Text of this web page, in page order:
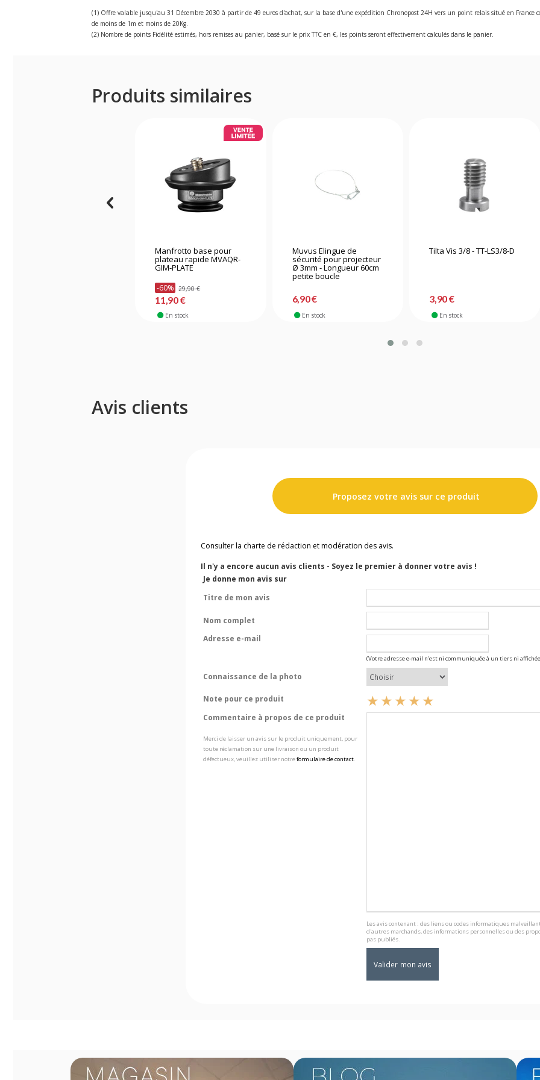
(1) Offre valable jusqu'au 31 Décembre 2030 à partir de 49 euros d'achat, sur la base d'une expédition Chronopost 24H vers un point relais situé en
de moins de 1m et moins de 20Kg.
(2) Nombre de points Fidélité estimés, hors remises au panier, basé sur le prix TTC en €, les points seront effectivement calculés dans le panier.
Produits similaires
Manfrotto base pour
plateau rapide MVAQR-
GIM-PLATE
-60% 29,90 €
11,90 €
En stock
Muvus Elingue de
sécurité pour projecteur
Ø 3mm - Longueur 60cm
petite boucle
6,90 €
En stock
Tilta Vis 3/8 - TT-LS3/8-D
3,90 €
En stock
Avis clients
Proposez votre avis sur ce produit
Consulter la charte de rédaction et modération des avis.
Il n'y a encore aucun avis clients - Soyez le premier à donner votre avis !
Je donne mon avis sur
Titre de mon avis
Nom complet
Adresse e-mail
(Votre adresse e-mail n'est ni communiquée à un tiers ni
Connaissance de la photo
Note pour ce produit
Commentaire à propos de ce produit
Merci de laisser un avis sur le produit uniquement, pour
toute réclamation sur une livraison ou un produit
défectueux, veuillez utiliser notreformulaire de contact.
Les avis contenant : des liens ou codes informatiques
d'autres marchands, des informations personnelles ou des
pas publiés.